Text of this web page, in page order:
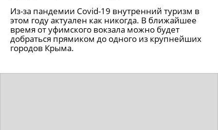
Из-за пандемии Covid-19 внутренний туризм в
этом году актуален как никогда. В ближайшее
время от уфимского вокзала можно будет
добраться прямиком до одного из крупнейших
городов Крыма.